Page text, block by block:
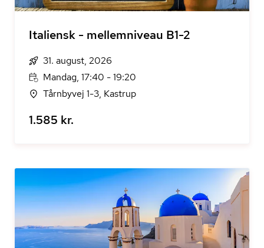
Italiensk - mellemniveau B1-2
31. august, 2026
Mandag, 17:40 - 19:20
Tårnbyvej 1-3, Kastrup
1.585 kr.